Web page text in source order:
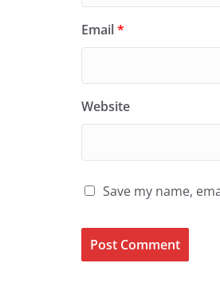
Email*
Website
Save my name,